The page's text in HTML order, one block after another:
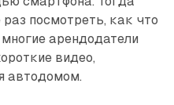
посмотреть, как что
арендодатели
видео,
автодомом.